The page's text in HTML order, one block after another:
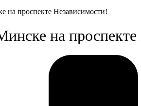
на проспекте Независимости!
на